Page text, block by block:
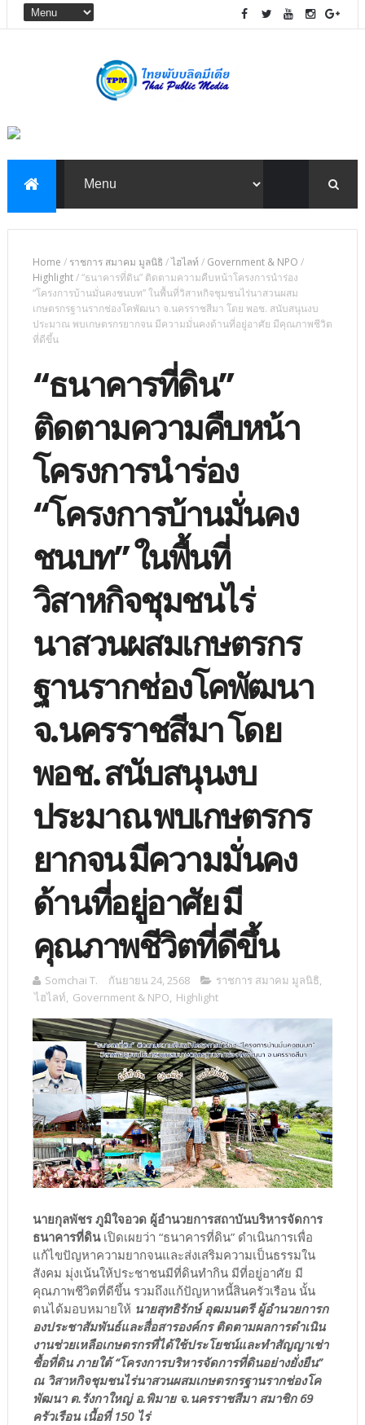
Home / ราชการ สมาคม มูลนิธิ /ไฮไลท์ / Government & NPO /
Highlight/“ธนาคารที่ดิน” ติดตามความคืบหน้าโครงการนำร่อง
“โครงการบ้านมั่นคงชนบท” ในพื้นที่วิสาหกิจชุมชนไร่นาสวนผสม
เกษตรกรฐานรากช่องโคพัฒนา จ.นครราชสีมา โดย พอช. สนับสนุนงบ
ประมาณ พบเกษตรกรยากจน มีความมั่นคงด้านที่อยู่อาศัย มีคุณภาพชีวิต
ที่ดีขึ้น
“ธนาคารที่ดิน”
ติดตามความคืบหน้า
โครงการนำร่อง
“โครงการบ้านมั่นคง
ชนบท” ในพื้นที่
วิสาหกิจชุมชนไร่
นาสวนผสมเกษตรกร
ฐานรากช่องโคพัฒนา
จ.นครราชสีมา โดย
พอช. สนับสนุนงบ
ประมาณ พบเกษตรกร
ยากจน มีความมั่นคง
ด้านที่อยู่อาศัย มี
คุณภาพชีวิตที่ดีขึ้น
Somchai T. กันยายน 24, 2568 ราชการ สมาคม มูลนิธิ,
ไฮไลท์, Government & NPO, Highlight
นายกุลพัชร ภูมิใจอวด ผู้อำนวยการสถาบันบริหารจัดการ
ธนาคารที่ดิน เปิดเผยว่า “ธนาคารที่ดิน” ดำเนินการเพื่อ
แก้ไขปัญหาความยากจนและส่งเสริมความเป็นธรรมใน
สังคม มุ่งเน้นให้ประชาชนมีที่ดินทำกิน มีที่อยู่อาศัย มี
คุณภาพชีวิตที่ดีขึ้น รวมถึงแก้ปัญหาหนี้สินครัวเรือน นั้น
ตนได้มอบหมายให้ นายสุทธิรักษ์ อุฒมนตรี ผู้อำนวยการก
องประชาสัมพันธ์และสื่อสารองค์กร ติดตามผลการดำเนิน
งานช่วยเหลือเกษตรกรที่ได้ใช้ประโยชน์และทำสัญญาเช่า
ซื้อที่ดิน ภายใต้ “โครงการบริหารจัดการที่ดินอย่างยั่งยืน”
ณ วิสาหกิจชุมชนไร่นาสวนผสมเกษตรกรฐานรากช่องโค
พัฒนา ต.รังกาใหญ่ อ.พิมาย จ.นครราชสีมา สมาชิก 69
ครัวเรือน เนื้อที่ 150 ไร่